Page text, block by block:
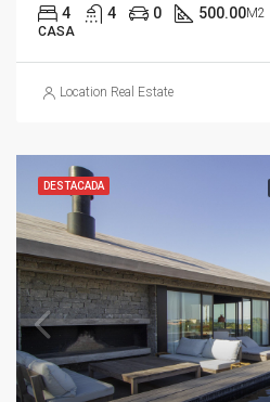
4 4 0 500.00M2
CASA
Location Real Estate
DESTACADA